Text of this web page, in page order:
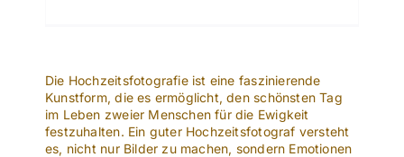
Die Hochzeitsfotografie ist eine faszinierende
Kunstform, die es ermöglicht, den schönsten Tag
im Leben zweier Menschen für die Ewigkeit
festzuhalten. Ein guter Hochzeitsfotograf versteht
es, nicht nur Bilder zu machen, sondern Emotionen